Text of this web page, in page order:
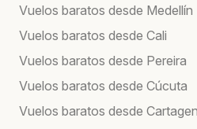
Vuelos baratos desde Medellín
Vuelos baratos desde Cali
Vuelos baratos desde Pereira
Vuelos baratos desde Cúcuta
Vuelos baratos desde